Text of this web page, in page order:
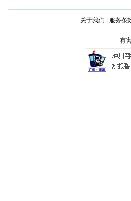
关于我们 服务条
有